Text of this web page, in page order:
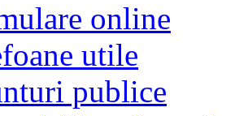
online
utile
publice